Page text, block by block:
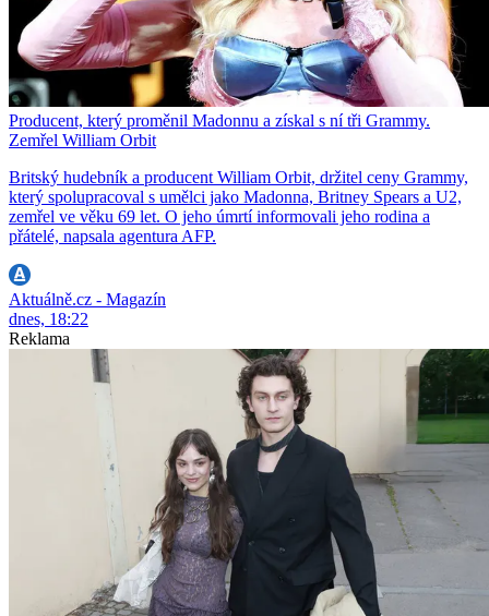
Producent, který proměnil Madonnu a získal s ní tři Grammy.
Zemřel William Orbit
Britský hudebník a producent William Orbit, držitel ceny Grammy,
který spolupracoval s umělci jako Madonna, Britney Spears a U2,
zemřel ve věku 69 let. O jeho úmrtí informovali jeho rodina a
přátelé, napsala agentura AFP.
Aktuálně.cz - Magazín
dnes, 18:22
Reklama